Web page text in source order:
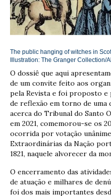
The public hanging of witches in
Illustration: The Granger Collection/
O dossiê que aqui
de um convite feito aos
pela Revista e foi proposto
de reflexão em torno de uma
acerca do Tribunal do Santo
em 2021, comemorou-se os
ocorrida por votação
Extraordinárias da Nação
1821, naquele alvorecer da
O encerramento das
de atuação e milhares de
foi dos mais importantes